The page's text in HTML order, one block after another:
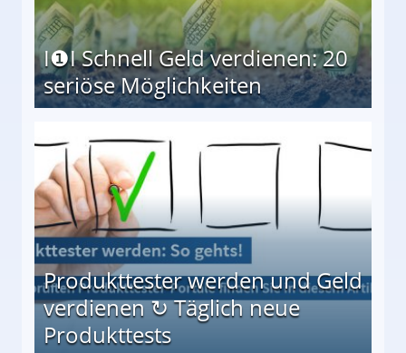
I❶I Schnell Geld verdienen: 20
seriöse Möglichkeiten
Produkttester werden und Geld
verdienen ↻ Täglich neue
Produkttests